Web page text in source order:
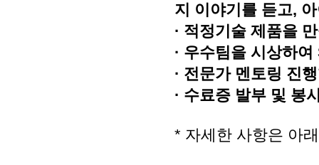
지 이야기를 듣고,
· 적정기술 제품을
· 우수팀을 시상하
· 전문가 멘토링 진
· 수료증 발부 및 봉
* 자세한 사항은 아